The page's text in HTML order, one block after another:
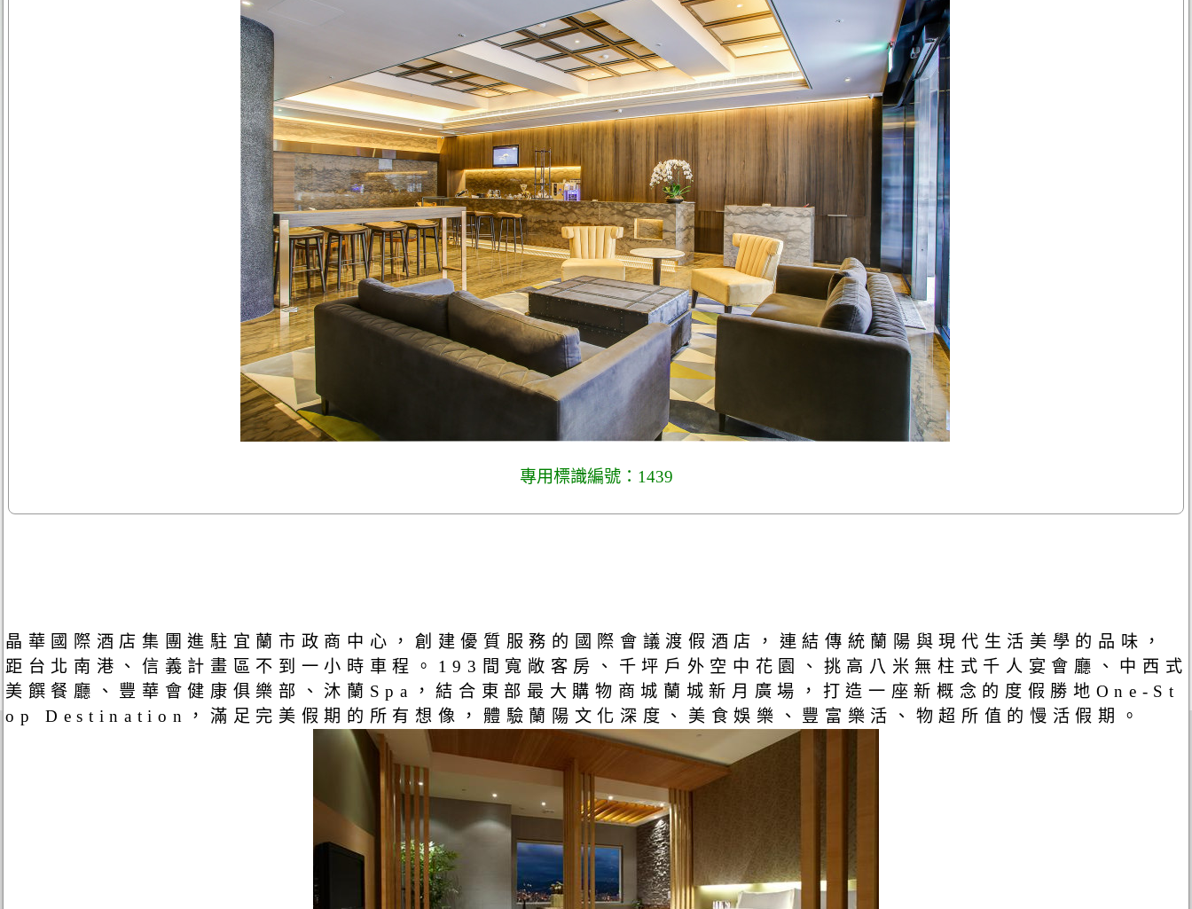
專用標識編號：1439
晶華國際酒店集團進駐宜蘭市政商中心，創建優質服務的國際會議渡假酒店，連結傳統蘭陽與現代生活美學的品味，
距台北南港、信義計畫區不到一小時車程。193間寬敞客房、千坪戶外空中花園、挑高八米無柱式千人宴會廳、中西式
美饌餐廳、豐華會健康俱樂部、沐蘭Spa，結合東部最大購物商城蘭城新月廣場，打造一座新概念的度假勝地One-St
op Destination，滿足完美假期的所有想像，體驗蘭陽文化深度、美食娛樂、豐富樂活、物超所值的慢活假期。